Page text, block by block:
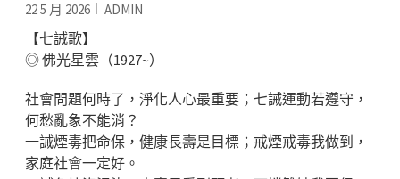
22 5 月 2026 ADMIN
【七誡歌】
◎ 佛光星雲（1927~）
社會問題何時了，淨化人心最重要；七誡運動若遵守，
何愁亂象不能消？
一誡煙毒把命保，健康長壽是目標；戒煙戒毒我做到，
家庭社會一定好。